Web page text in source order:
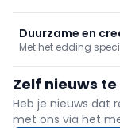
makkelijk een frisse
Duurzame en
Met het edding
Zelf nieuws
Heb je nieuws dat
met ons via het